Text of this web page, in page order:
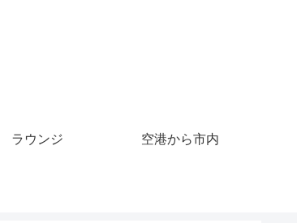
ラウンジ 空港から市内